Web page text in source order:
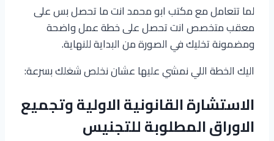
لما تتعامل مع مكتب ابو محمد انت ما تحصل بس على
معقب متخصص انت تحصل على خطة عمل واضحة
ومضمونة تخليك في الصورة من البداية للنهاية.
اليك الخطة اللي نمشي عليها عشان نخلص شغلك بسرعة:
الاستشارة القانونية الاولية وتجميع
الاوراق المطلوبة للتجنيس